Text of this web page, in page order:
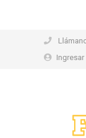
Ingresar